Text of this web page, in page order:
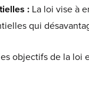
: La loi vise à
qui
objectifs de la loi